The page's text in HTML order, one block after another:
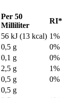
Per 50
Milliliter
RI*
56 kJ (13 kcal) 1%
0,5 g
0%
0,1 g
0%
2,5 g
1%
0,5 g
0%
0,5 g